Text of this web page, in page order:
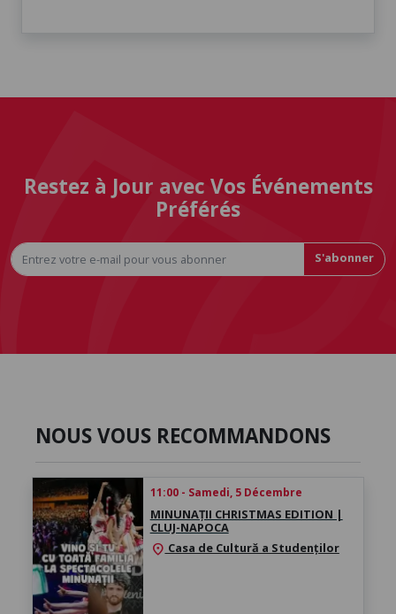
Restez à Jour avec Vos Événements
Préférés
S'abonner
NOUS VOUS RECOMMANDONS
11:00 - Samedi, 5 Décembre
MINUNAȚII CHRISTMAS EDITION |
CLUJ-NAPOCA
location_on Casa de Cultură a Studenților